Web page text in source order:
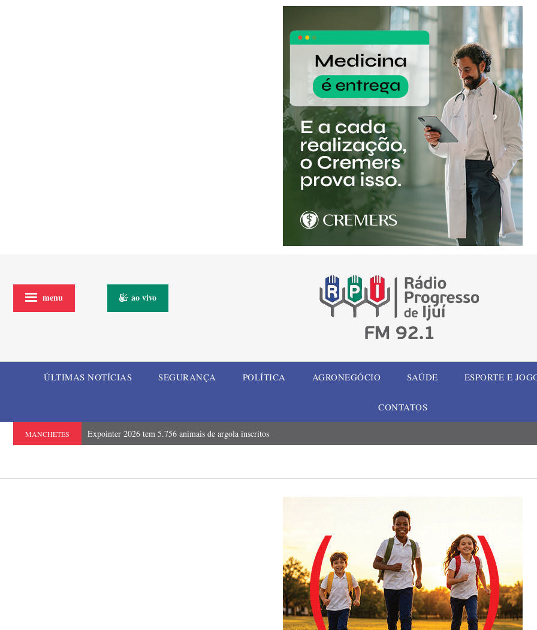
menu ao vivo
ÚLTIMAS NOTÍCIAS SEGURANÇA POLÍTICA AGRONEGÓCIO SAÚDE ESPORTE E
CONTATOS
MANCHETES Expointer 2026 tem 5.756 animais de argola inscritos